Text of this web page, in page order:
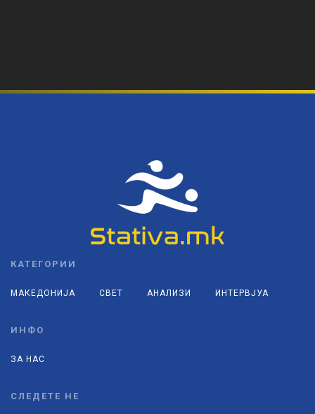
КАТЕГОРИИ
МАКЕДОНИЈА СВЕТ АНАЛИЗИ ИНТЕРВЈУА
ИНФО
ЗА НАС
СЛЕДЕТЕ НЕ